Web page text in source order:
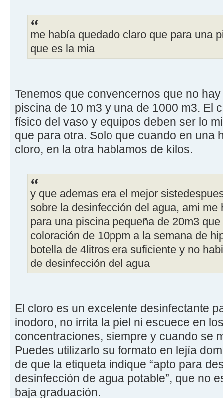
me había quedado claro que para una
que es la mia
Tenemos que convencernos que no
piscina de 10 m3 y una de 1000 m3. El
físico del vaso y equipos deben ser lo
que para otra. Solo que cuando en una
cloro, en la otra hablamos de kilos.
y que ademas era el mejor
sobre la desinfección del agua, ami me
para una piscina pequeña de 20m3
coloración de 10ppm a la semana de
botella de 4litros era suficiente y no
de desinfección del agua
El cloro es un excelente desinfectante
inodoro, no irrita la piel ni escuece en
concentraciones, siempre y cuando se
Puedes utilizarlo su formato en lejía
de que la etiqueta indique “apto para
desinfección de agua potable”, que no
baja graduación.